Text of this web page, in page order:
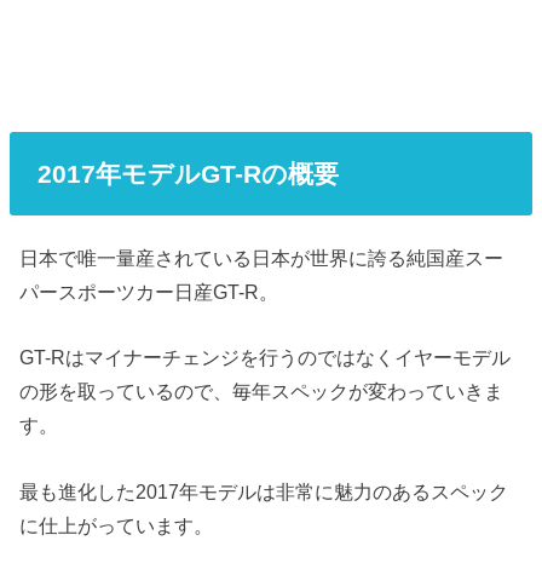
2017年モデルGT-Rの概要
日本で唯一量産されている日本が世界に誇る純国産スー
パースポーツカー日産GT-R。
GT-Rはマイナーチェンジを行うのではなくイヤーモデル
の形を取っているので、毎年スペックが変わっていきま
す。
最も進化した2017年モデルは非常に魅力のあるスペック
に仕上がっています。